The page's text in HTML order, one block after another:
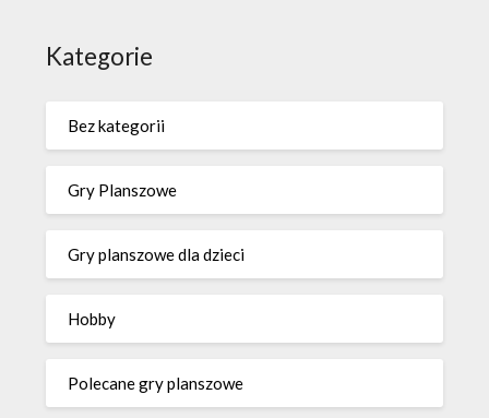
Kategorie
Bez kategorii
Gry Planszowe
Gry planszowe dla dzieci
Hobby
Polecane gry planszowe